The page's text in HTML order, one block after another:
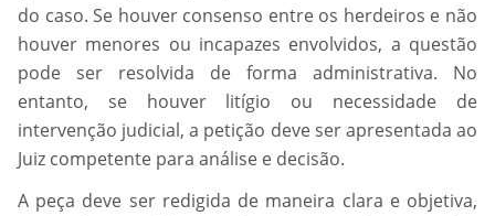
do caso. Se houver consenso entre os herdeiros e não
houver menores ou incapazes envolvidos, a questão
pode ser resolvida de forma administrativa. No
entanto, se houver litígio ou necessidade de
intervenção judicial, a petição deve ser apresentada ao
Juiz competente para análise e decisão.
A peça deve ser redigida de maneira clara e objetiva,